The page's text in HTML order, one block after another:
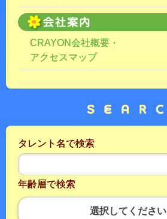
CRAYON会社概要・
アクセスマップ
タレント名で検索
年齢層で検索
選択してください